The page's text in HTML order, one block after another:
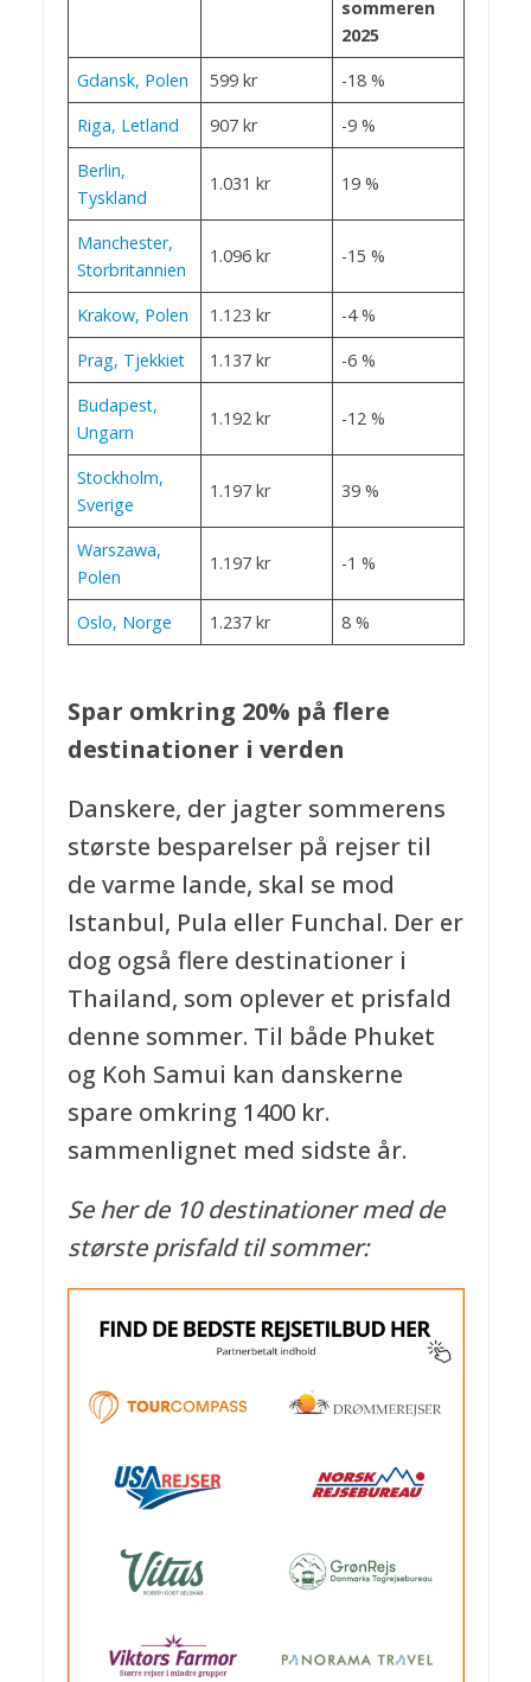
sommeren
2025
Gdansk, Polen
599 kr
-18 %
Riga, Letland
907 kr
-9 %
Berlin,
Tyskland
1.031 kr 19 %
Manchester,
Storbritannien
1.096 kr -15 %
Krakow, Polen 1.123 kr
-4 %
Prag, Tjekkiet
1.137 kr
-6 %
Budapest,
Ungarn
1.192 kr -12 %
Stockholm,
Sverige
1.197 kr 39 %
Warszawa,
Polen
1.197 kr -1 %
Oslo, Norge 1.237 kr 8 %
Spar omkring 20% på flere
destinationer i verden
Danskere, der jagter sommerens
største besparelser på rejser til
de varme lande, skal se mod
Istanbul, Pula eller Funchal. Der er
dog også flere destinationer i
Thailand, som oplever et prisfald
denne sommer. Til både Phuket
og Koh Samui kan danskerne
spare omkring 1400 kr.
sammenlignet med sidste år.
Se her de 10 destinationer med de
største prisfald til sommer: